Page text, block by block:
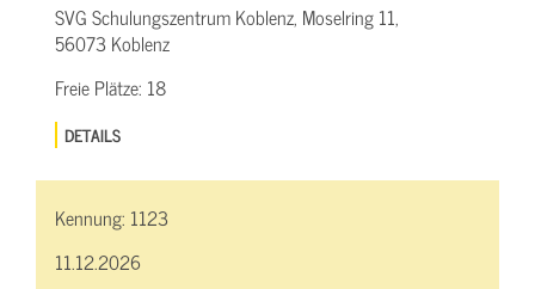
SVG Schulungszentrum Koblenz, Moselring 11,
56073 Koblenz
Freie Plätze: 18
DETAILS
Kennung: 1123
11.12.2026